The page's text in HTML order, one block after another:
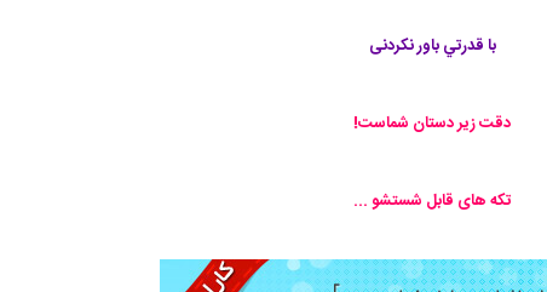
با قدرتي باور نكردنی
دقت زير دستان شماست!
تكه های قابل شستشو ...